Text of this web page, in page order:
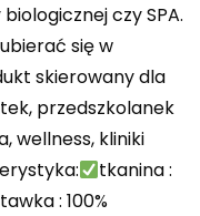
czy SPA.
się w
skierowany dla
przedszkolanek
wellness, kliniki
tkanina :
: 100%